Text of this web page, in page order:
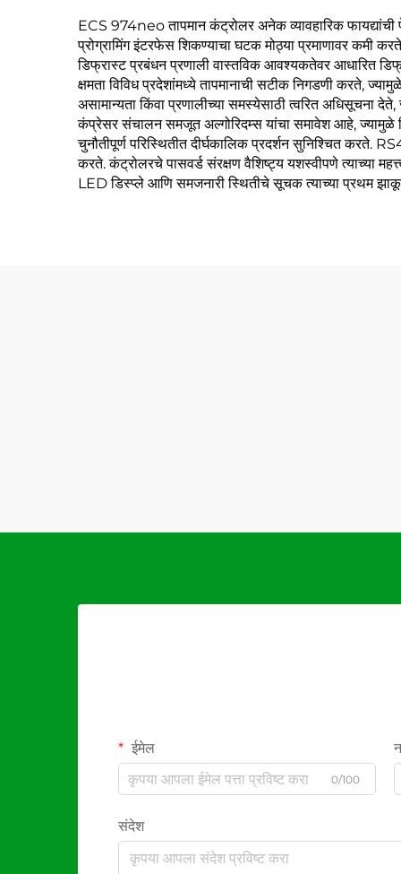
ECS 974neo तापमान कंट्रोलर अनेक व्यावहारिक फायद्यांची
प्रोग्रामिंग इंटरफेस शिकण्याचा घटक मोठ्या प्रमाणावर कमी
डिफ्रास्ट प्रबंधन प्रणाली वास्तविक आवश्यकतेवर आधारित
क्षमता विविध प्रदेशांमध्ये तापमानाची सटीक निगडणी करते,
असामान्यता किंवा प्रणालीच्या समस्येसाठी त्वरित अधिसूचना
कंप्रेसर संचालन समजूत अल्गोरिदम्स यांचा समावेश आहे, ज्यामुळे
चुनौतीपूर्ण परिस्थितीत दीर्घकालिक प्रदर्शन सुनिश्चित करते.
करते. कंट्रोलरचे पासवर्ड संरक्षण वैशिष्ट्य यशस्वीपणे त्याच्या
LED डिस्प्ले आणि समजनारी स्थितीचे सूचक त्याच्या प्रथम
ईमेल
0/100
संदेश